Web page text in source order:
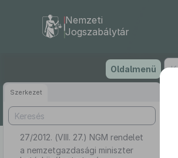
tartalomra
Nemzeti
Jogszabálytár
Oldalmenü
Szerkezet
27/2012. (VIII. 27.) NGM rendelet
a nemzetgazdasági miniszter